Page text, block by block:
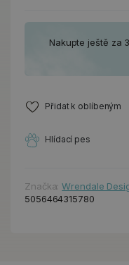
Nakupte ještě za
Přidat k oblíbeným
Hlídací pes
Značka:Wrendale
5056464315780